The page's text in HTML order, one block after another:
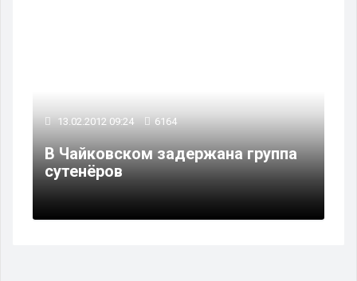
13.02.2012 09:24 6164
В Чайковском задержана группа
сутенёров